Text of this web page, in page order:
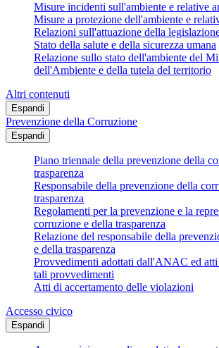
Misure incidenti sull'ambiente e relative
Misure a protezione dell'ambiente e
Relazioni sull'attuazione della
Stato della salute e della sicurezza umana
Relazione sullo stato dell'ambiente del
dell'Ambiente e della tutela del territorio
Altri contenuti
Espandi
Prevenzione della Corruzione
Espandi
Piano triennale della prevenzione della
trasparenza
Responsabile della prevenzione della
trasparenza
Regolamenti per la prevenzione e la
corruzione e della trasparenza
Relazione del responsabile della
e della trasparenza
Provvedimenti adottati dall'ANAC ed atti
tali provvedimenti
Atti di accertamento delle violazioni
Accesso civico
Espandi